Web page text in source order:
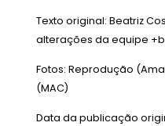
Texto original: Beatriz
alterações da equipe
Fotos: Reprodução
(MAC)
Data da publicação